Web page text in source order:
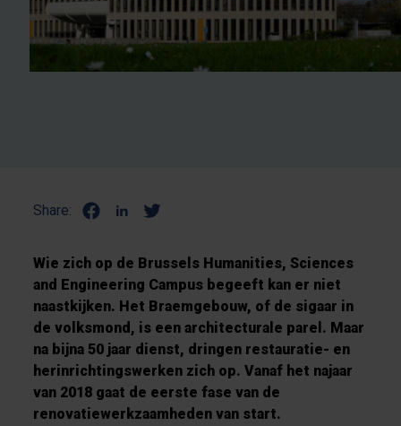
Share:
Wie zich op de Brussels Humanities, Sciences
and Engineering Campus begeeft kan er niet
naastkijken. Het Braemgebouw, of de sigaar in
de volksmond, is een architecturale parel. Maar
na bijna 50 jaar dienst, dringen restauratie- en
herinrichtingswerken zich op. Vanaf het najaar
van 2018 gaat de eerste fase van de
renovatiewerkzaamheden van start.